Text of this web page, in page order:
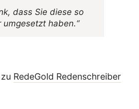
dass Sie diese so
umge­setzt haben.“
RedeGold Reden­schreiber